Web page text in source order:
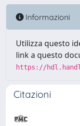
Informazioni
Utilizza questo
link a questo
https://
Citazioni